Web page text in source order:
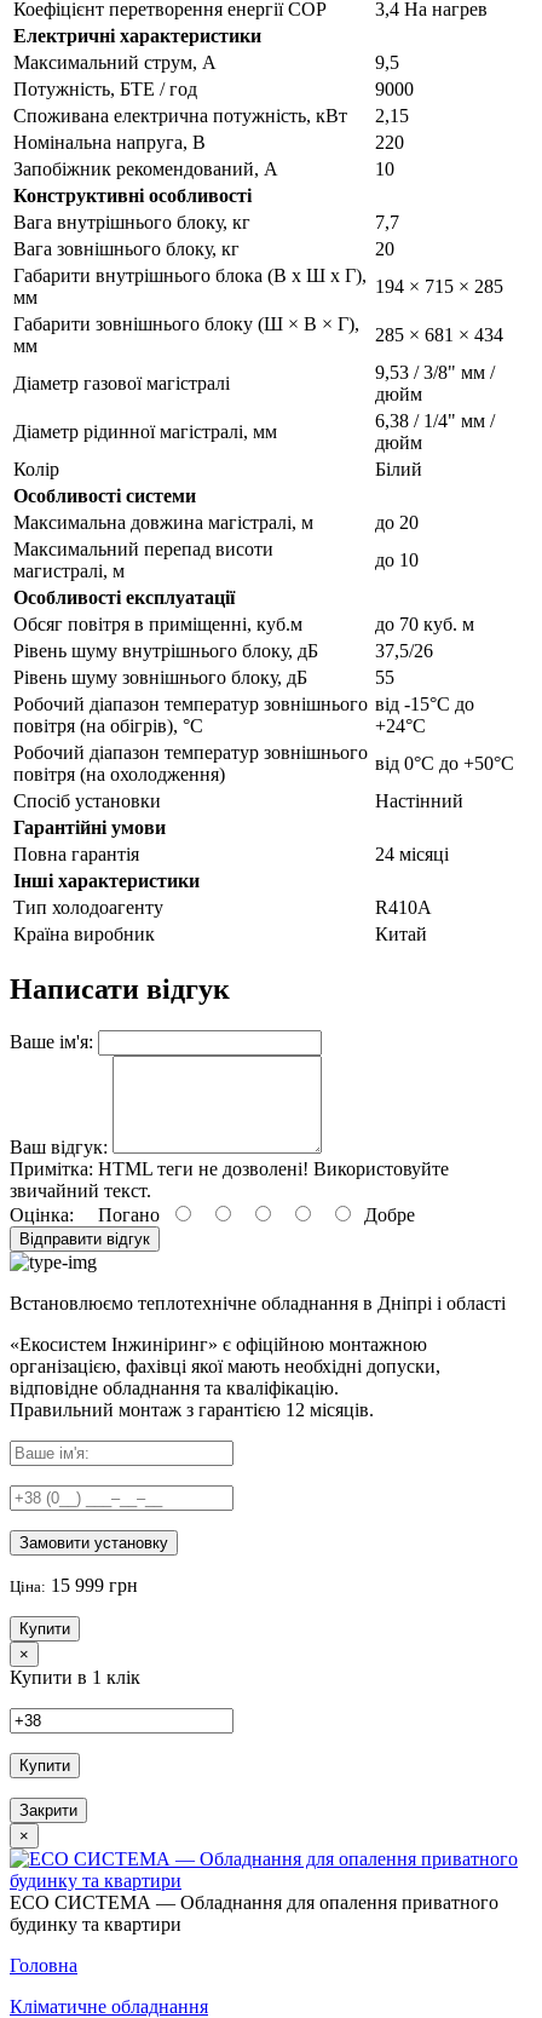
Коефіцієнт перетворення енергії COP
3,4 На нагрев
Електричні характеристики
Максимальний струм, А
9,5
Потужність, БТЕ / год
9000
Споживана електрична потужність, кВт
2,15
Номінальна напруга, В
220
Запобіжник рекомендований, А
10
Конструктивні особливості
Вага внутрішнього блоку, кг
7,7
Вага зовнішнього блоку, кг
20
Габарити внутрішнього блока (В х Ш х Г),
мм
194 × 715 × 285
Габарити зовнішнього блоку (Ш × В × Г),
мм
285 × 681 × 434
Діаметр газової магістралі
9,53 / 3/8" мм /
дюйм
Діаметр рідинної магістралі, мм
6,38 / 1/4" мм /
дюйм
Колір
Білий
Особливості системи
Максимальна довжина магістралі, м
до 20
Максимальний перепад висоти
магистралі, м
до 10
Особливості експлуатації
Обсяг повітря в приміщенні, куб.м
до 70 куб. м
Рівень шуму внутрішнього блоку, дБ
37,5/26
Рівень шуму зовнішнього блоку, дБ
55
Робочий діапазон температур зовнішнього
повітря (на обігрів), °С
від -15°С до
+24°С
Робочий діапазон температур зовнішнього
повітря (на охолодження)
від 0°С до +50°С
Спосіб установки
Настінний
Гарантійні умови
Повна гарантія
24 місяці
Інші характеристики
Тип холодоагенту
R410A
Країна виробник
Китай
Написати відгук
Ваше ім'я:
Ваш відгук:
Примітка: HTML теги не дозволені! Використовуйте
звичайний текст.
Оцінка: Погано Добре
Відправити відгук
Встановлюємо теплотехнічне обладнання в Дніпрі і області
«Екосистем Інжиніринг» є офіційною монтажною
організацією, фахівці якої мають необхідні допуски,
відповідне обладнання та кваліфікацію.
Правильний монтаж з гарантією 12 місяців.
Замовити установку
Ціна: 15 999 грн
Купити
×
Купити в 1 клік
Купити
Закрити
×
ECO СИСТЕМА — Обладнання для опалення приватного
будинку та квартири
Головна
Кліматичне обладнання